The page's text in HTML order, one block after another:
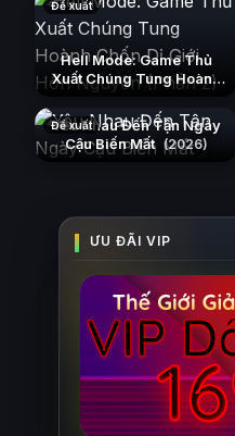
Đề xuất
Hell Mode: Game Thủ
Xuất Chúng Tung Hoành
Chốn Dị Giới Hỗn Nguyên
(Phần 2) (2026)
Đề xuất
Yêu Nhau Đến Tận Ngày
Cậu Biến Mất (2026)